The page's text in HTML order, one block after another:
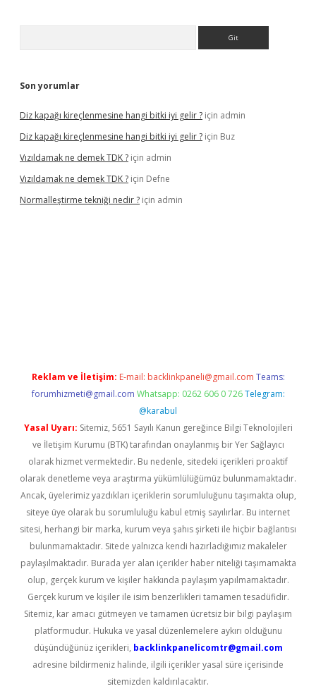
Son yorumlar
Diz kapağı kireçlenmesine hangi bitki iyi gelir ? için admin
Diz kapağı kireçlenmesine hangi bitki iyi gelir ? için Buz
Vızıldamak ne demek TDK ? için admin
Vızıldamak ne demek TDK ? için Defne
Normalleştirme tekniği nedir ? için admin
Reklam ve İletişim: E-mail: backlinkpaneli@gmail.com Teams:
forumhizmeti@gmail.com Whatsapp: 0262 606 0 726 Telegram:
@karabul
Yasal Uyarı: Sitemiz, 5651 Sayılı Kanun gereğince Bilgi Teknolojileri
ve İletişim Kurumu (BTK) tarafından onaylanmış bir Yer Sağlayıcı
olarak hizmet vermektedir. Bu nedenle, sitedeki içerikleri proaktif
olarak denetleme veya araştırma yükümlülüğümüz bulunmamaktadır.
Ancak, üyelerimiz yazdıkları içeriklerin sorumluluğunu taşımakta olup,
siteye üye olarak bu sorumluluğu kabul etmiş sayılırlar. Bu internet
sitesi, herhangi bir marka, kurum veya şahıs şirketi ile hiçbir bağlantısı
bulunmamaktadır. Sitede yalnızca kendi hazırladığımız makaleler
paylaşılmaktadır. Burada yer alan içerikler haber niteliği taşımamakta
olup, gerçek kurum ve kişiler hakkında paylaşım yapılmamaktadır.
Gerçek kurum ve kişiler ile isim benzerlikleri tamamen tesadüfidir.
Sitemiz, kar amacı gütmeyen ve tamamen ücretsiz bir bilgi paylaşım
platformudur. Hukuka ve yasal düzenlemelere aykırı olduğunu
düşündüğünüz içerikleri, backlinkpanelicomtr@gmail.com
adresine bildirmeniz halinde, ilgili içerikler yasal süre içerisinde
sitemizden kaldırılacaktır.